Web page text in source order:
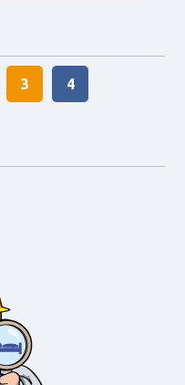
3 4